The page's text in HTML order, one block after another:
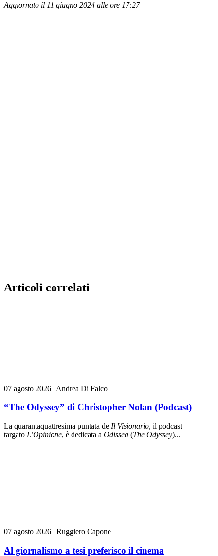
Aggiornato il 11 giugno 2024 alle ore 17:27
Articoli correlati
07 agosto 2026 | Andrea Di Falco
“The Odyssey” di Christopher Nolan (Podcast)
La quarantaquattresima puntata de Il Visionario, il podcast
targato L’Opinione, è dedicata a Odissea (The Odyssey)...
07 agosto 2026 | Ruggiero Capone
Al giornalismo a tesi preferisco il cinema